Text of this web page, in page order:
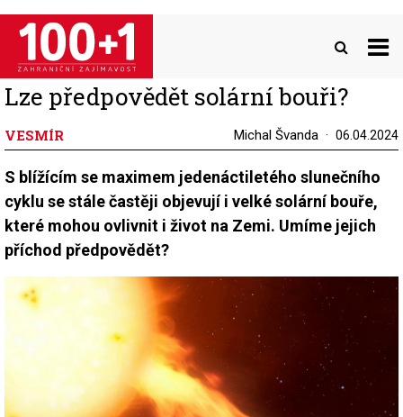
Přejít
hlavnímu
obsahu
Lze předpovědět solární bouři?
VESMÍR Michal Švanda 06.04.2024
S blížícím se maximem jedenáctiletého slunečního
cyklu se stále častěji objevují i velké solární bouře,
které mohou ovlivnit i život na Zemi. Umíme jejich
příchod předpovědět?